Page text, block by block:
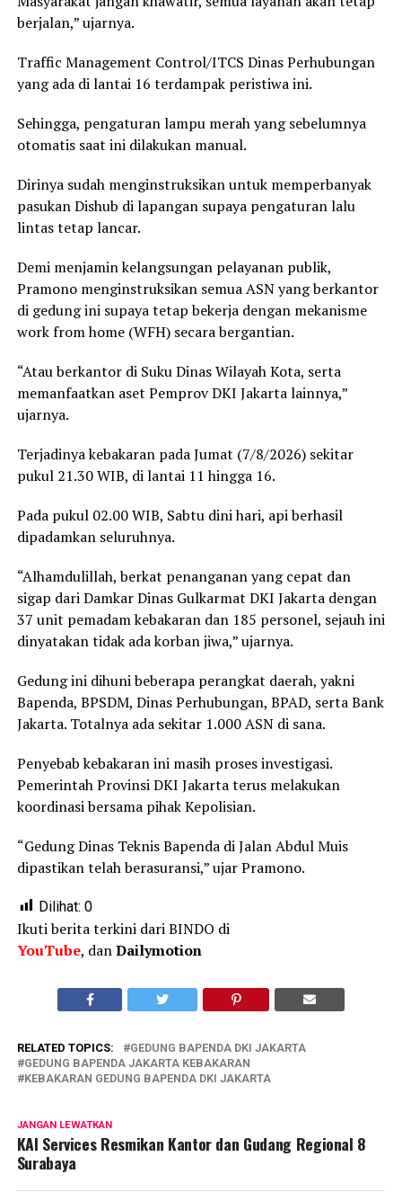
berjalan,” ujarnya.
Traffic Management Control/ITCS Dinas Perhubungan
yang ada di lantai 16 terdampak peristiwa ini.
Sehingga, pengaturan lampu merah yang sebelumnya
otomatis saat ini dilakukan manual.
Dirinya sudah menginstruksikan untuk memperbanyak
pasukan Dishub di lapangan supaya pengaturan lalu
lintas tetap lancar.
Demi menjamin kelangsungan pelayanan publik,
Pramono menginstruksikan semua ASN yang berkantor
di gedung ini supaya tetap bekerja dengan mekanisme
work from home (WFH) secara bergantian.
“Atau berkantor di Suku Dinas Wilayah Kota, serta
memanfaatkan aset Pemprov DKI Jakarta lainnya,”
ujarnya.
Terjadinya kebakaran pada Jumat (7/8/2026) sekitar
pukul 21.30 WIB, di lantai 11 hingga 16.
Pada pukul 02.00 WIB, Sabtu dini hari, api berhasil
dipadamkan seluruhnya.
“Alhamdulillah, berkat penanganan yang cepat dan
sigap dari Damkar Dinas Gulkarmat DKI Jakarta dengan
37 unit pemadam kebakaran dan 185 personel, sejauh ini
dinyatakan tidak ada korban jiwa,” ujarnya.
Gedung ini dihuni beberapa perangkat daerah, yakni
Bapenda, BPSDM, Dinas Perhubungan, BPAD, serta Bank
Jakarta. Totalnya ada sekitar 1.000 ASN di sana.
Penyebab kebakaran ini masih proses investigasi.
Pemerintah Provinsi DKI Jakarta terus melakukan
koordinasi bersama pihak Kepolisian.
“Gedung Dinas Teknis Bapenda di Jalan Abdul Muis
dipastikan telah berasuransi,” ujar Pramono.
Dilihat: 0
Ikuti berita terkini dari BINDO di
YouTube, danDailymotion
RELATED TOPICS:
GEDUNG BAPENDA DKI JAKARTA
GEDUNG BAPENDA JAKARTA KEBAKARAN
KEBAKARAN GEDUNG BAPENDA DKI JAKARTA
JANGAN LEWATKAN
KAI Services Resmikan Kantor dan Gudang Regional 8
Surabaya